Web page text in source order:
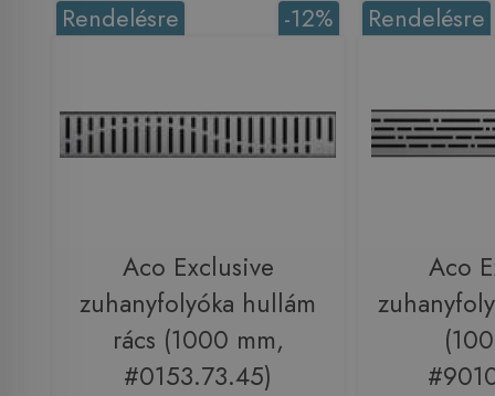
-12%
Rendelésre
Aco Exclusive
zuhanyfolyóka hullám
rács (1000 mm,
#0153.73.45)
Rendelésre
Aco